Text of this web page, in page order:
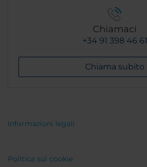
Chiamaci
+34 91 398 46 61
Chiama subito
Informazioni legali
Politica sui cookie